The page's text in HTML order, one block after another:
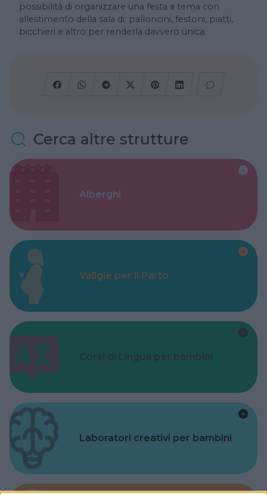
possibilità di organizzare una festa a tema con
allestimento della sala di: palloncini, festoni, piatti,
bicchieri e altro per renderla davvero unica.
Cerca altre strutture
Alberghi
Valigie per il Parto
Corsi di Lingua per bambini
Laboratori creativi per bambini